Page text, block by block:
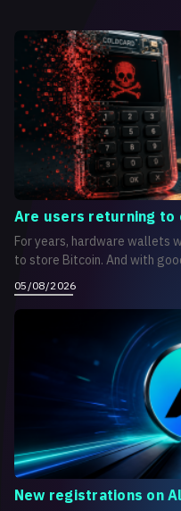
Are users returning to
For years, hardware wallets
to store Bitcoin. And with
05/08/2026
New registrations on